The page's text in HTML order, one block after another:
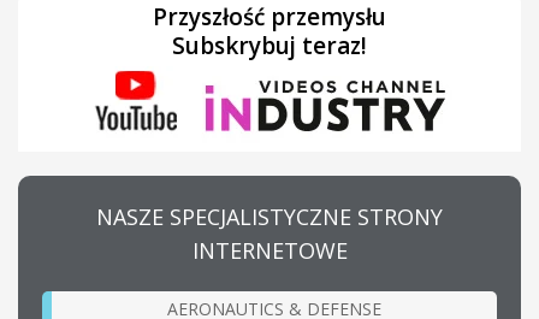
Przyszłość przemysłu
Subskrybuj teraz!
NASZE SPECJALISTYCZNE STRONY
INTERNETOWE
AERONAUTICS & DEFENSE